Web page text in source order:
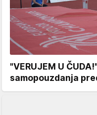
"VERUJEM U
samopouzdanja